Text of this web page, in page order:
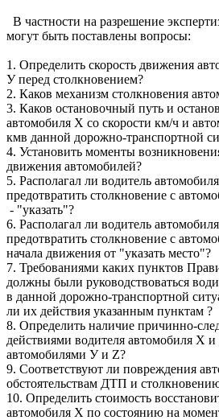
В частности на разрешение
могут быть поставлены вопросы:
1. Определить скорость движения
У перед столкновением?
2. Каков механизм столкновения
3. Каков остановочный путь и
автомобиля Х со скорости км/ч и
кмв данной дорожно-транспортной
4. Установить моменты
движения автомобилей?
5. Располагал ли водитель
предотвратить столкновение с
- "указать"?
6. Располагал ли водитель
предотвратить столкновение с
начала движения от "указать место"?
7. Требованиями каких пунктов
должны были руководствоваться
в данной дорожно-транспортной
ли их действия указанным пунктам ?
8. Определить наличие причинно-
действиями водителя автомобиля Х
автомобилями У и Z?
9. Соответствуют ли повреждения
обстоятельствам ДТП и
10. Определить стоимость
автомобиля Х по состоянию на